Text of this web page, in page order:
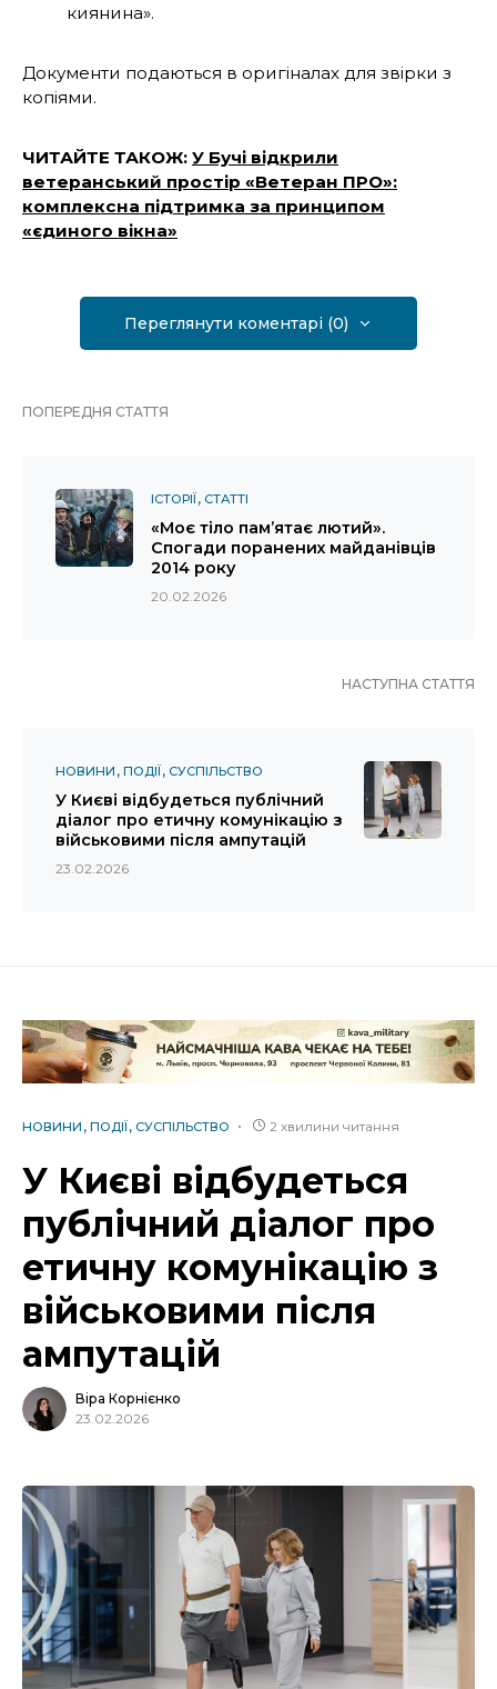
киянина».
Документи подаються в оригіналах для звірки з
копіями.
ЧИТАЙТЕ ТАКОЖ: У Бучі відкрили
ветеранський простір «Ветеран ПРО»:
комплексна підтримка за принципом
«єдиного вікна»
Переглянути коментарі (0)
ПОПЕРЕДНЯ СТАТТЯ
ІСТОРІЇ СТАТТІ
«Моє тіло пам’ятає лютий».
Спогади поранених майданівців
2014 року
20.02.2026
НАСТУПНА СТАТТЯ
НОВИНИ ПОДІЇ СУСПІЛЬСТВО
У Києві відбудеться публічний
діалог про етичну комунікацію з
військовими після ампутацій
23.02.2026
НОВИНИ ПОДІЇ СУСПІЛЬСТВО 2 хвилини читання
У Києві відбудеться
публічний діалог про
етичну комунікацію з
військовими після
ампутацій
Віра Корнієнко
23.02.2026